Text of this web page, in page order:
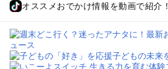
オススメおでかけ情報を動画で紹介！